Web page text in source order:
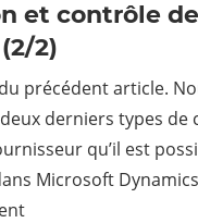
et contrôle
2)
précédent article.
derniers types de
qu’il est
Microsoft